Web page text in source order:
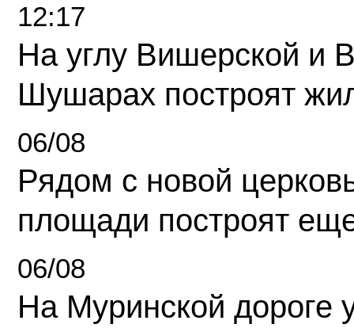
12:17
На углу Вишерской и
Шушарах построят
06/08
Рядом с новой
площади построят
06/08
На Муринской дороге